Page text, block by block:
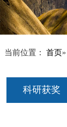
当前位置： 首页»
科研获奖